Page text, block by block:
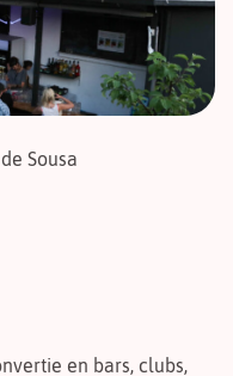
Sousa
en bars, clubs,